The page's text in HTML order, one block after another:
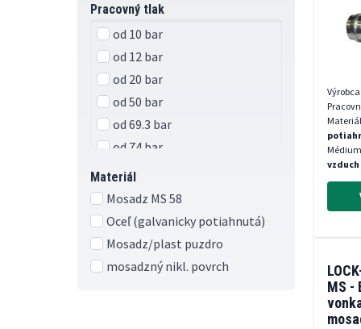
M14x1,5
M12x1,5
M30x1,5
M24x1,5
M22x1,5
Pracovný tlak
od 10 bar
od 12 bar
od 20 bar
od 50 bar
od 69.3 bar
od 74 bar
od 74.2 bar
od 94 bar
od 148 bar
Materiál
Mosadz MS 58
Oceľ (galvanicky potiahnutá)
Mosadz/plast puzdro
mosadzný nikl. povrch
Výrobca:
vzduch
MS -